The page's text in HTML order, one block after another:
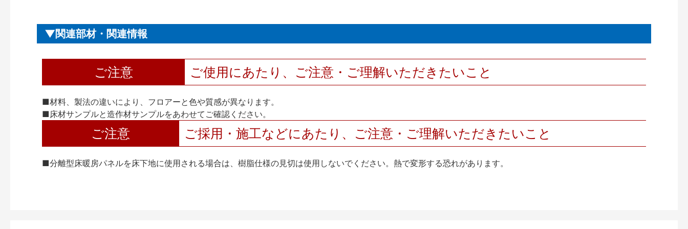
関連部材・関連情報
ご注意 ご使用にあたり、ご注意・ご理解いただきたいこと
■材料、製法の違いにより、フロアーと色や質感が異なります。
■床材サンプルと造作材サンプルをあわせてご確認ください。
ご注意 ご採用・施工などにあたり、ご注意・ご理解いただきたいこと
■分離型床暖房パネルを床下地に使用される場合は、樹脂仕様の見切は使用しないでください。熱で変形する恐れがあります。